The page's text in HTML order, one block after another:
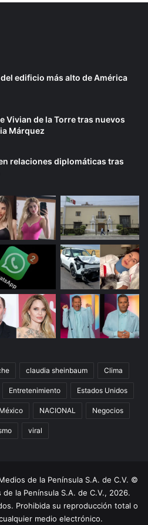
edificio más alto de América
Vivian de la Torre tras nuevos
Márquez
relaciones diplomáticas tras
claudia sheinbaum Clima
Entretenimiento Estados Unidos
México NACIONAL Negocios
viral
de la Península S.A. de C.V. ©
la Península S.A. de C.V., 2026.
Prohibida su reproducción total o
medio electrónico.